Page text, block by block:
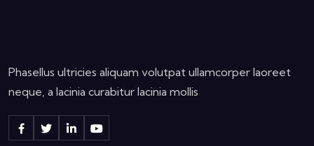
Phasellus ultricies aliquam volutpat ullamcorper laoreet
neque, a lacinia curabitur lacinia mollis